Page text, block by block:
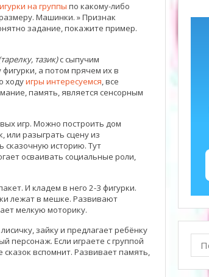
на группы по какому-либо
Машинки. » Признак
задание, покажите пример.
тазик)с сыпучим
а потом прячем их в
ходуигры интересуемся, все
память, является сенсорным
игр. Можно построить дом
или разыграть сцену из
сказочную историю. Тут
осваивать социальные роли,
И кладем в него 2-3 фигурки.
лежат в мешке. Развивают
мелкую моторику.
зайку и предлагает ребёнку
персонаж. Если играете с группой
вспомнит. Развивает память,